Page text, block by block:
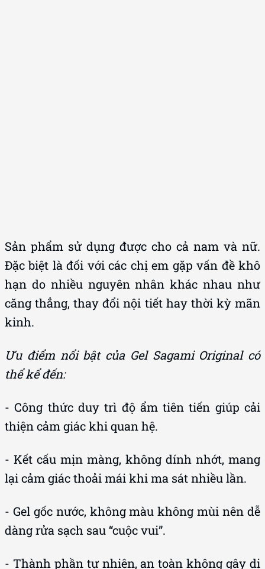
Sản phẩm sử dụng được cho cả nam và nữ.
Đặc biệt là đối với các chị em gặp vấn đề khô
hạn do nhiều nguyên nhân khác nhau như
căng thẳng, thay đổi nội tiết hay thời kỳ mãn
kinh.
Ưu điểm nổi bật của Gel Sagami Original có
thể kể đến:
- Công thức duy trì độ ẩm tiên tiến giúp cải
thiện cảm giác khi quan hệ.
- Kết cấu mịn màng, không dính nhớt, mang
lại cảm giác thoải mái khi ma sát nhiều lần.
- Gel gốc nước, không màu không mùi nên dễ
dàng rửa sạch sau “cuộc vui”.
- Thành phần tự nhiên, an toàn không gây dị